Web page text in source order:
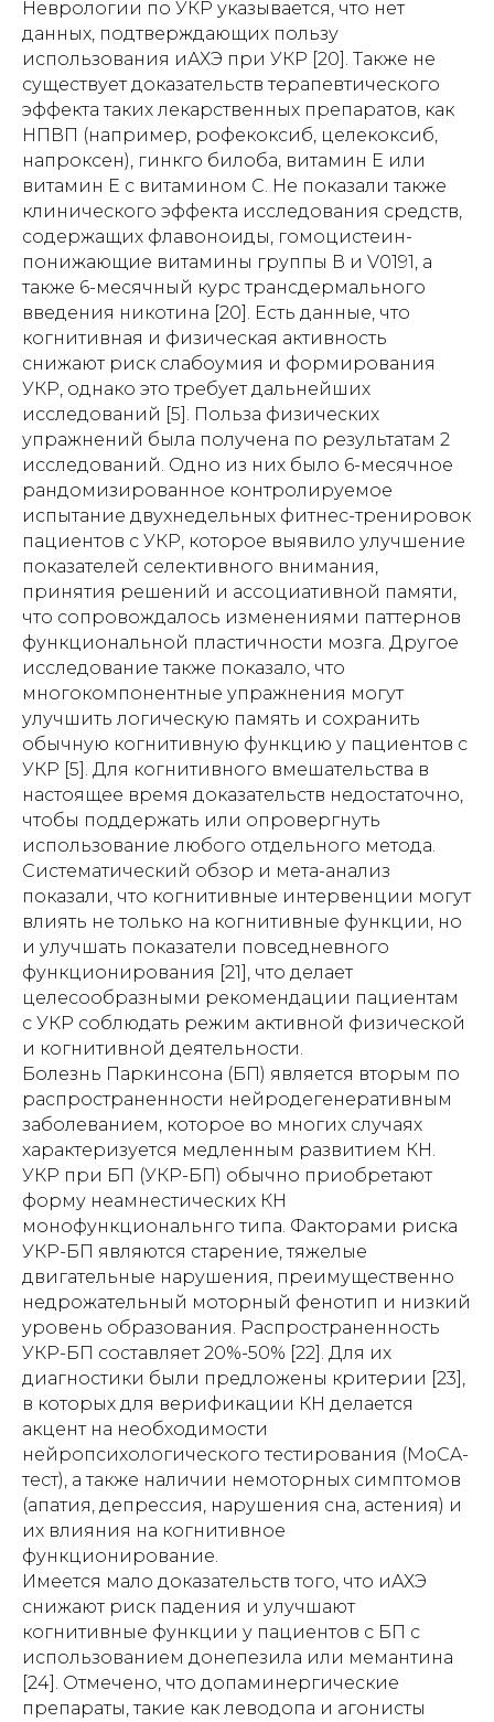
Неврологии по УКР указывается, что нет
данных, подтверждающих пользу
использования иАХЭ при УКР [20]. Также не
существует доказательств терапевтического
эффекта таких лекарственных препаратов, как
НПВП (например, рофекоксиб, целекоксиб,
напроксен), гинкго билоба, витамин Е или
витамин Е с витамином С. Не показали также
клинического эффекта исследования средств,
содержащих флавоноиды, гомоцистеин-
понижающие витамины группы В и V0191, а
также 6-месячный курс трансдермального
введения никотина [20]. Есть данные, что
когнитивная и физическая активность
снижают риск слабоумия и формирования
УКР, однако это требует дальнейших
исследований [5]. Польза физических
упражнений была получена по результатам 2
исследований. Одно из них было 6-месячное
рандомизированное контролируемое
испытание двухнедельных фитнес-тренировок
пациентов с УКР, которое выявило улучшение
показателей селективного внимания,
принятия решений и ассоциативной памяти,
что сопровождалось изменениями паттернов
функциональной пластичности мозга. Другое
исследование также показало, что
многокомпонентные упражнения могут
улучшить логическую память и сохранить
обычную когнитивную функцию у пациентов с
УКР [5]. Для когнитивного вмешательства в
настоящее время доказательств недостаточно,
чтобы поддержать или опровергнуть
использование любого отдельного метода.
Систематический обзор и мета-анализ
показали, что когнитивные интервенции могут
влиять не только на когнитивные функции, но
и улучшать показатели повседневного
функционирования [21], что делает
целесообразными рекомендации пациентам
с УКР соблюдать режим активной физической
и когнитивной деятельности.
Болезнь Паркинсона (БП) является вторым по
распространенности нейродегенеративным
заболеванием, которое во многих случаях
характеризуется медленным развитием КН.
УКР при БП (УКР-БП) обычно приобретают
форму неамнестических КН
монофункциональнго типа. Факторами риска
УКР-БП являются старение, тяжелые
двигательные нарушения, преимущественно
недрожательный моторный фенотип и низкий
уровень образования. Распространенность
УКР-БП составляет 20%-50% [22]. Для их
диагностики были предложены критерии [23],
в которых для верификации КН делается
акцент на необходимости
нейропсихологического тестирования (MoCA-
тест), а также наличии немоторных симптомов
(апатия, депрессия, нарушения сна, астения) и
их влияния на когнитивное
функционирование.
Имеется мало доказательств того, что иАХЭ
снижают риск падения и улучшают
когнитивные функции у пациентов с БП с
использованием донепезила или мемантина
[24]. Отмечено, что допаминергические
препараты, такие как леводопа и агонисты